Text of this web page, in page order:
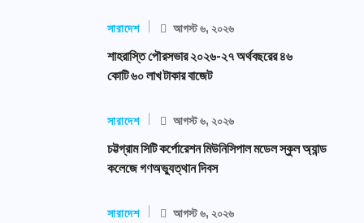
সারাদেশ আগস্ট ৬, ২০২৬
শাহরাস্তি পৌরসভার ২০২৬-২৭ অর্থবছরের ৪৬
কোটি ৬০ লাখ টাকার বাজেট
সারাদেশ আগস্ট ৬, ২০২৬
চট্টগ্রাম সিটি কর্পোরেশন মিউনিসিপাল মডেল স্কুল অ্যান্ড
কলেজে গণঅভ্যুত্থান দিবস
সারাদেশ আগস্ট ৬, ২০২৬